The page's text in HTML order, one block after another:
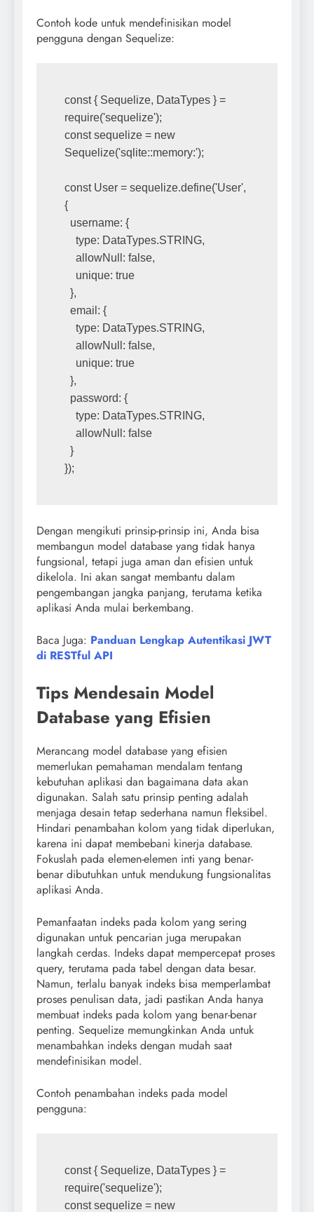
Contoh kode untuk mendefinisikan model
pengguna dengan Sequelize:
const { Sequelize, DataTypes } =
require('sequelize');
const sequelize = new
Sequelize('sqlite::memory:');
const User = sequelize.define('User',
{
  username: {
    type: DataTypes.STRING,
    allowNull: false,
    unique: true
  },
  email: {
    type: DataTypes.STRING,
    allowNull: false,
    unique: true
  },
  password: {
    type: DataTypes.STRING,
    allowNull: false
  }
});
Dengan mengikuti prinsip-prinsip ini, Anda bisa
membangun model database yang tidak hanya
fungsional, tetapi juga aman dan efisien untuk
dikelola. Ini akan sangat membantu dalam
pengembangan jangka panjang, terutama ketika
aplikasi Anda mulai berkembang.
Baca Juga: Panduan Lengkap Autentikasi JWT
di RESTful API
Tips Mendesain Model
Database yang Efisien
Merancang model database yang efisien
memerlukan pemahaman mendalam tentang
kebutuhan aplikasi dan bagaimana data akan
digunakan. Salah satu prinsip penting adalah
menjaga desain tetap sederhana namun fleksibel.
Hindari penambahan kolom yang tidak diperlukan,
karena ini dapat membebani kinerja database.
Fokuslah pada elemen-elemen inti yang benar-
benar dibutuhkan untuk mendukung fungsionalitas
aplikasi Anda.
Pemanfaatan indeks pada kolom yang sering
digunakan untuk pencarian juga merupakan
langkah cerdas. Indeks dapat mempercepat proses
query, terutama pada tabel dengan data besar.
Namun, terlalu banyak indeks bisa memperlambat
proses penulisan data, jadi pastikan Anda hanya
membuat indeks pada kolom yang benar-benar
penting. Sequelize memungkinkan Anda untuk
menambahkan indeks dengan mudah saat
mendefinisikan model.
Contoh penambahan indeks pada model
pengguna:
const { Sequelize, DataTypes } =
require('sequelize');
const sequelize = new